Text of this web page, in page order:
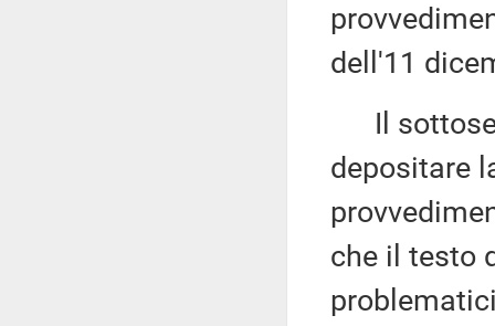
dell'11
Il
depositare
che il testo